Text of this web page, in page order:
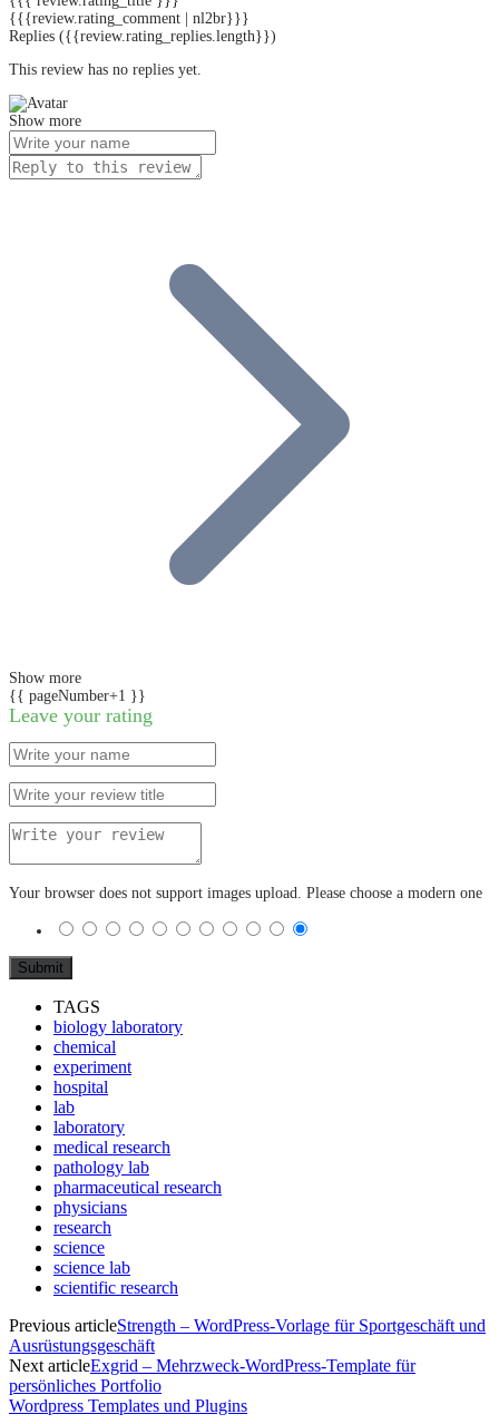
{{{review.rating_comment | nl2br}}}
Replies ({{review.rating_replies.length}})
This review has no replies yet.
Show more
Show more
{{ pageNumber+1 }}
Leave your rating
Your browser does not support images upload. Please choose a modern one
TAGS
biology laboratory
chemical
experiment
hospital
lab
laboratory
medical research
pathology lab
pharmaceutical research
physicians
research
science
science lab
scientific research
Previous articleStrength – WordPress-Vorlage für Sportgeschäft und
Ausrüstungsgeschäft
Next articleExgrid – Mehrzweck-WordPress-Template für
persönliches Portfolio
Wordpress Templates und Plugins